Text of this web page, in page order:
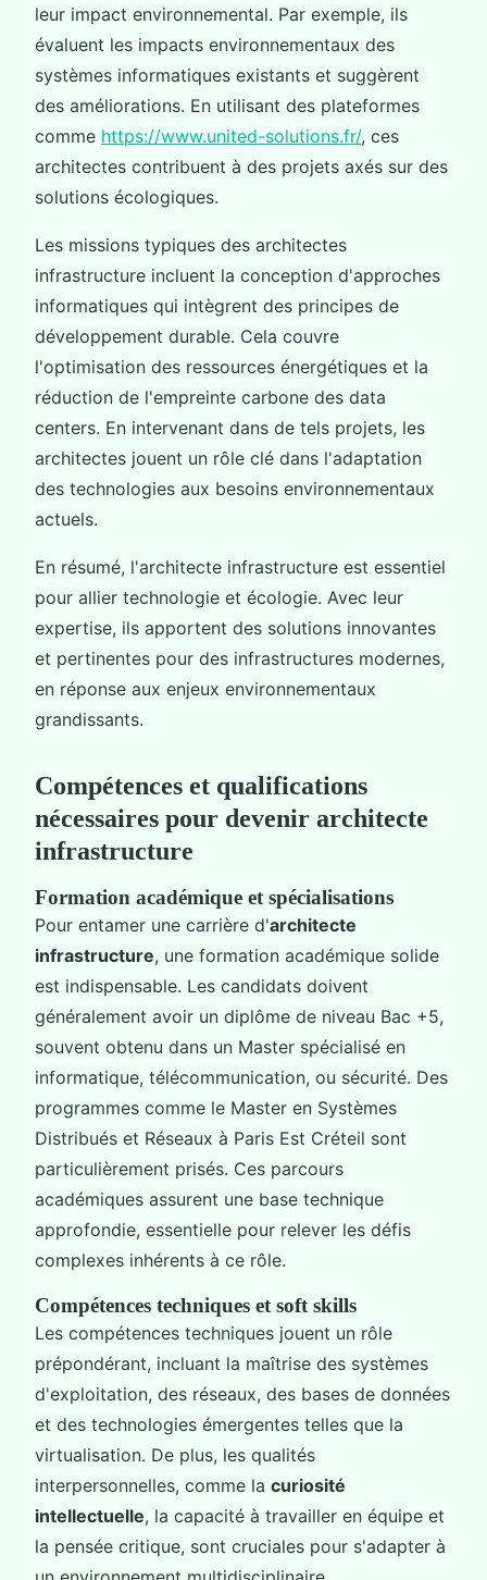
leur impact environnemental. Par exemple, ils
évaluent les impacts environnementaux des
systèmes informatiques existants et suggèrent
des améliorations. En utilisant des plateformes
comme https://www.united-solutions.fr/, ces
architectes contribuent à des projets axés sur des
solutions écologiques.
Les missions typiques des architectes
infrastructure incluent la conception d'approches
informatiques qui intègrent des principes de
développement durable. Cela couvre
l'optimisation des ressources énergétiques et la
réduction de l'empreinte carbone des data
centers. En intervenant dans de tels projets, les
architectes jouent un rôle clé dans l'adaptation
des technologies aux besoins environnementaux
actuels.
En résumé, l'architecte infrastructure est essentiel
pour allier technologie et écologie. Avec leur
expertise, ils apportent des solutions innovantes
et pertinentes pour des infrastructures modernes,
en réponse aux enjeux environnementaux
grandissants.
Compétences et qualifications
nécessaires pour devenir architecte
infrastructure
Formation académique et spécialisations
Pour entamer une carrière d'architecte
infrastructure, une formation académique solide
est indispensable. Les candidats doivent
généralement avoir un diplôme de niveau Bac +5,
souvent obtenu dans un Master spécialisé en
informatique, télécommunication, ou sécurité. Des
programmes comme le Master en Systèmes
Distribués et Réseaux à Paris Est Créteil sont
particulièrement prisés. Ces parcours
académiques assurent une base technique
approfondie, essentielle pour relever les défis
complexes inhérents à ce rôle.
Compétences techniques et soft skills
Les compétences techniques jouent un rôle
prépondérant, incluant la maîtrise des systèmes
d'exploitation, des réseaux, des bases de données
et des technologies émergentes telles que la
virtualisation. De plus, les qualités
interpersonnelles, comme la curiosité
intellectuelle, la capacité à travailler en équipe et
la pensée critique, sont cruciales pour s'adapter à